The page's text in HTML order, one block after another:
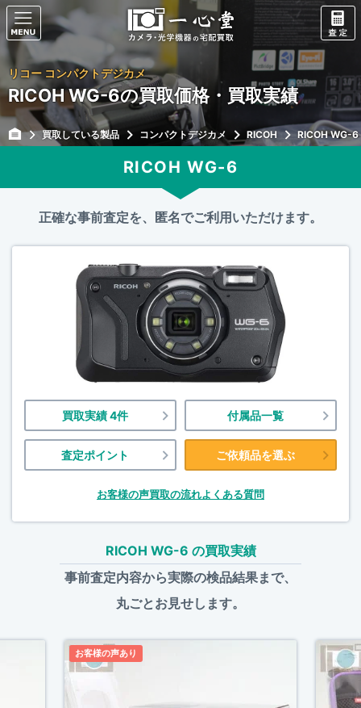
リコー コンパクトデジカメ
RICOH WG-6の買取価格・買取実績
買取している製品 コンパクトデジカメ RICOH RICOH WG-6
RICOH WG-6
正確な事前査定を、匿名でご利用いただけます。
買取実績 4件 付属品一覧
査定ポイント ご依頼品を選ぶ
お客様の声買取の流れよくある質問
RICOH WG-6 の買取実績
事前査定内容から実際の検品結果まで、
丸ごとお見せします。
お客様の声あり